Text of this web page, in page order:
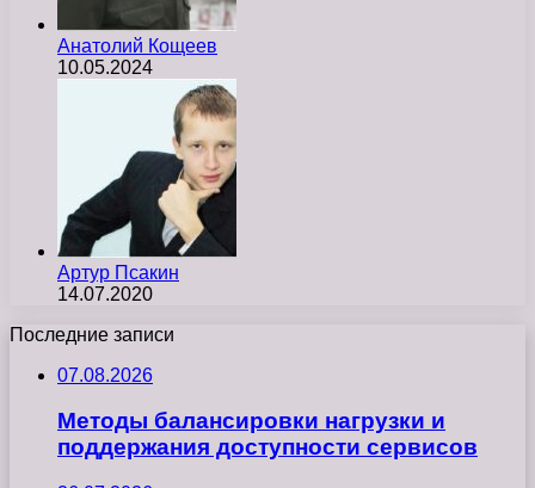
Анатолий Кощеев
10.05.2024
Артур Псакин
14.07.2020
Последние записи
07.08.2026
Методы балансировки нагрузки и
поддержания доступности сервисов